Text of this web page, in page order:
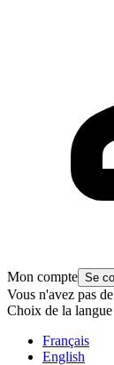
Mon compte Se
Vous n'avez pas
Choix de la langue
Français
English